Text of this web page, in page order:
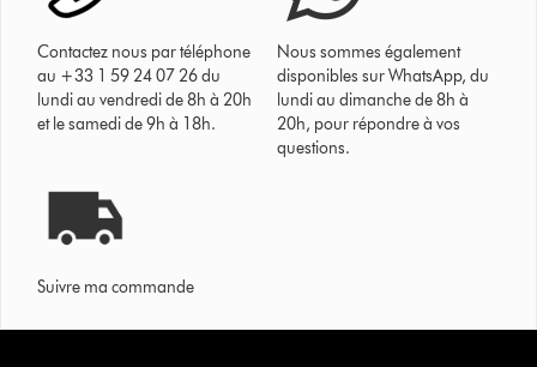
Contactez nous par téléphone
au +33 1 59 24 07 26 du
lundi au vendredi de 8h à 20h
et le samedi de 9h à 18h.
Nous sommes également
disponibles sur WhatsApp, du
lundi au dimanche de 8h à
20h, pour répondre à vos
questions.
Suivre ma commande